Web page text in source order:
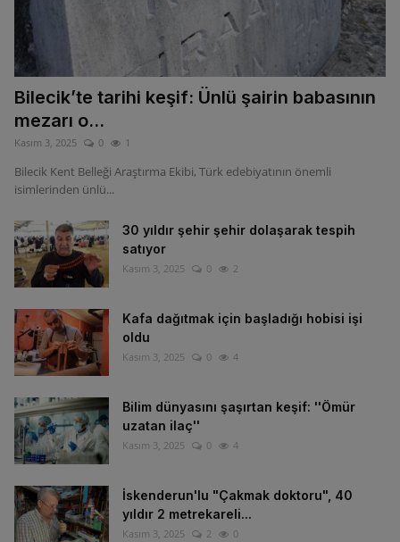
Bilecik’te tarihi keşif: Ünlü şairin babasının
mezarı o...
Kasım 3, 2025 0 1
Bilecik Kent Belleği Araştırma Ekibi, Türk edebiyatının önemli
isimlerinden ünlü...
30 yıldır şehir şehir dolaşarak tespih
satıyor
Kasım 3, 2025 0 2
Kafa dağıtmak için başladığı hobisi işi
oldu
Kasım 3, 2025 0 4
Bilim dünyasını şaşırtan keşif: ''Ömür
uzatan ilaç''
Kasım 3, 2025 0 4
İskenderun'lu "Çakmak doktoru", 40
yıldır 2 metrekareli...
Kasım 3, 2025 2 0